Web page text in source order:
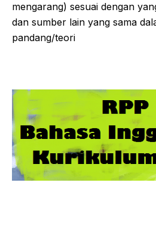
mengarang) sesuai dengan
dan sumber lain yang sama
pandang/teori